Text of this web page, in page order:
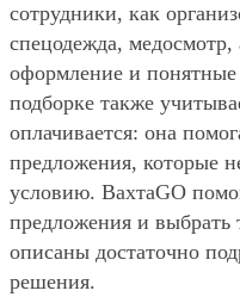
сотрудники, как
спецодежда,
оформление и понятные
подборке также
оплачивается: она
предложения, которые
условию. ВахтаGO
предложения и выбрать
описаны достаточно
решения.